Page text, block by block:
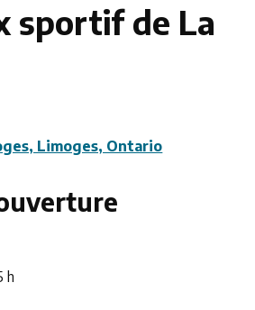
sportif de La
Limoges, Ontario
h